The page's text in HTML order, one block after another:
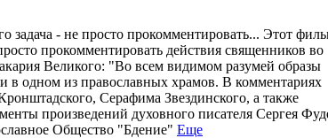
- не просто прокомментировать... Этот
прокомментировать действия священников во
Великого: "Во всем видимом разумей образы
в одном из православных храмов. В комментариях
Серафима Звездинского, а также
произведений духовного писателя Сергея
Общество "Бдение" Еще